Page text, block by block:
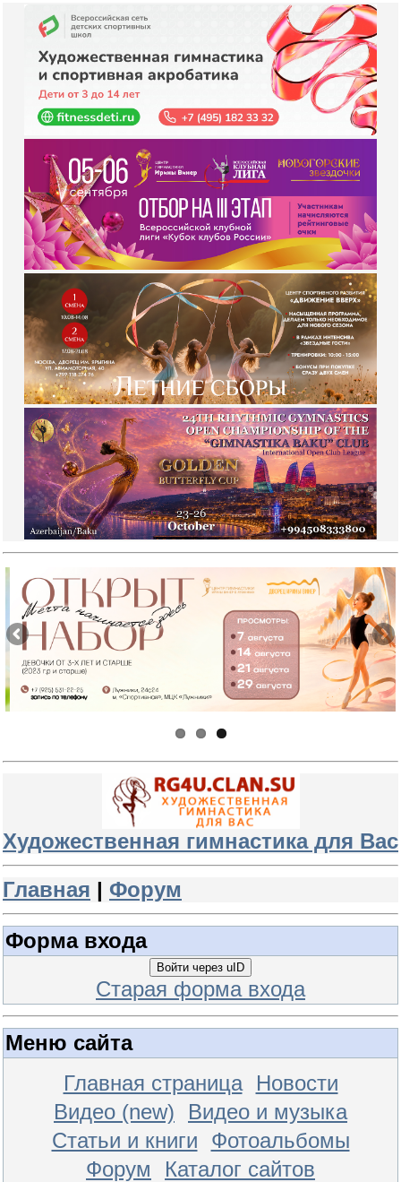
Художественная гимнастика для Вас
Главная | Форум
Форма входа
Войти через uID
Старая форма входа
Меню сайта
Главная страница
Новости
Видео (new)
Видео и музыка
Статьи и книги
Фотоальбомы
Форум
Каталог сайтов